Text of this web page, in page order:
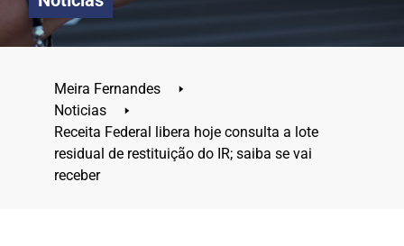
Meira Fernandes
🢒
Noticias
🢒
Receita Federal libera hoje consulta a lote
residual de restituição do IR; saiba se vai
receber